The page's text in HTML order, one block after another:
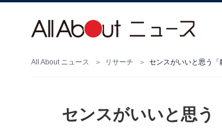
All About ニュース リサーチ
センスがいいと思う